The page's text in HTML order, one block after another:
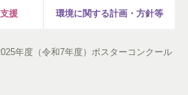
援 環境に関する計画・方針等
年度（令和7年度）ポスターコンクール